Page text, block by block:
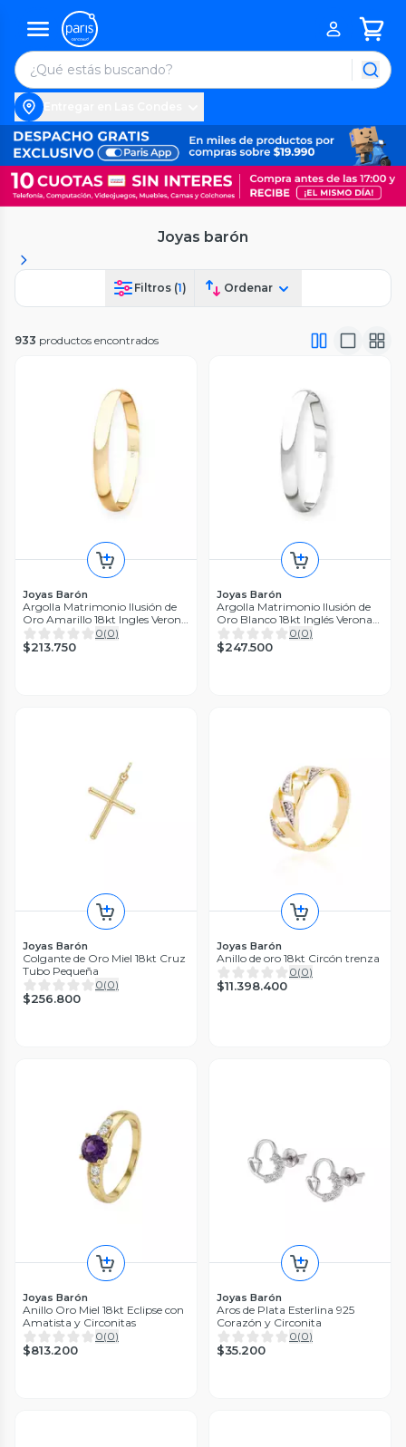
Joyas barón
Filtros (1) Ordenar
933 productos encontrados
Joyas Barón
Argolla Matrimonio Ilusión de
Oro Amarillo 18kt Ingles Verona
de 2,0mm
0(0)
$213.750
Joyas Barón
Argolla Matrimonio Ilusión de
Oro Blanco 18kt Inglés Verona
de 2,0mm
0(0)
$247.500
Joyas Barón
Colgante de Oro Miel 18kt Cruz
Tubo Pequeña
0(0)
$256.800
Joyas Barón
Anillo de oro 18kt Circón trenza
0(0)
$11.398.400
Joyas Barón
Anillo Oro Miel 18kt Eclipse con
Amatista y Circonitas
0(0)
$813.200
Joyas Barón
Aros de Plata Esterlina 925
Corazón y Circonita
0(0)
$35.200